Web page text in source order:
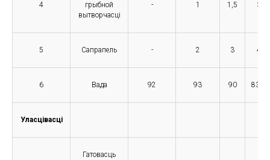
4
грыбной
вытворчасці
- 1 1,5 3
5 Сапрапель - 2 3 4
6 Вада 92 93 90 83,5
Уласцівасці
Гатовасць